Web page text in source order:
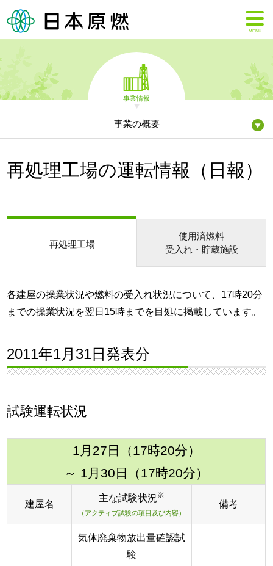
MENU
事業情報
事業の概要
再処理工場の運転情報（日報）
再処理工場
使用済燃料
受入れ・貯蔵施設
各建屋の操業状況や燃料の受入れ状況について、17時20分
までの操業状況を翌日15時までを目処に掲載しています。
2011年1月31日発表分
試験運転状況
1月27日（17時20分）
～ 1月30日（17時20分）
建屋名
主な試験状況※
（アクティブ試験の項目及び内容）
備考
気体廃棄物放出量確認試
験